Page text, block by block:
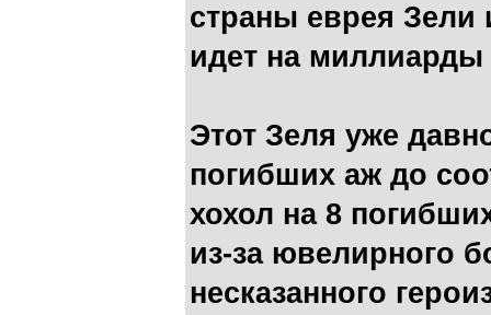
страны еврея
идет на
Этот Зеля уже
погибших аж до
хохол на 8
из-за ювелирного
несказанного